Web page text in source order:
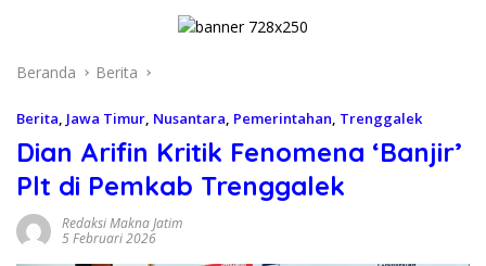
Beranda Berita
Berita Jawa Timur Nusantara Pemerintahan Trenggalek
Dian Arifin Kritik Fenomena ‘Banjir’
Plt di Pemkab Trenggalek
Redaksi Makna Jatim
5 Februari 2026